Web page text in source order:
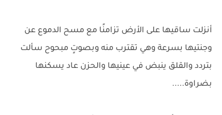
أنزلت ساقيها على الأرض تزامنًا مع مسح الدموع عن
وجنتيها بسرعة وهي تقترب منه وبصوتٍ مبحوح سألت
بتردد والقلق ينبض في عينيها والحزن عاد يسكنها
بضراوة.....